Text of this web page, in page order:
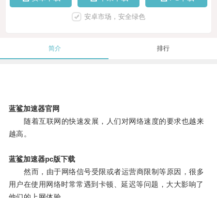
安卓市场，安全绿色
简介 排行
蓝鲨加速器官网
随着互联网的快速发展，人们对网络速度的要求也越来
越高。
蓝鲨加速器pc版下载
然而，由于网络信号受限或者运营商限制等原因，很多
用户在使用网络时常常遇到卡顿、延迟等问题，大大影响了